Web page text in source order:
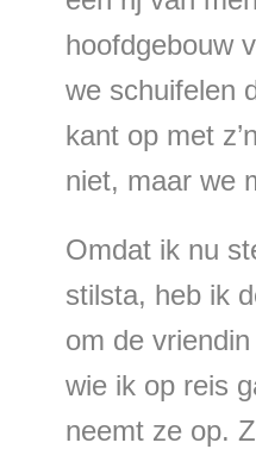
hoofdgebouw
we schuifelen
kant op met
niet, maar we
Omdat ik nu
stilsta, heb ik
om de
wie ik op reis
neemt ze op.